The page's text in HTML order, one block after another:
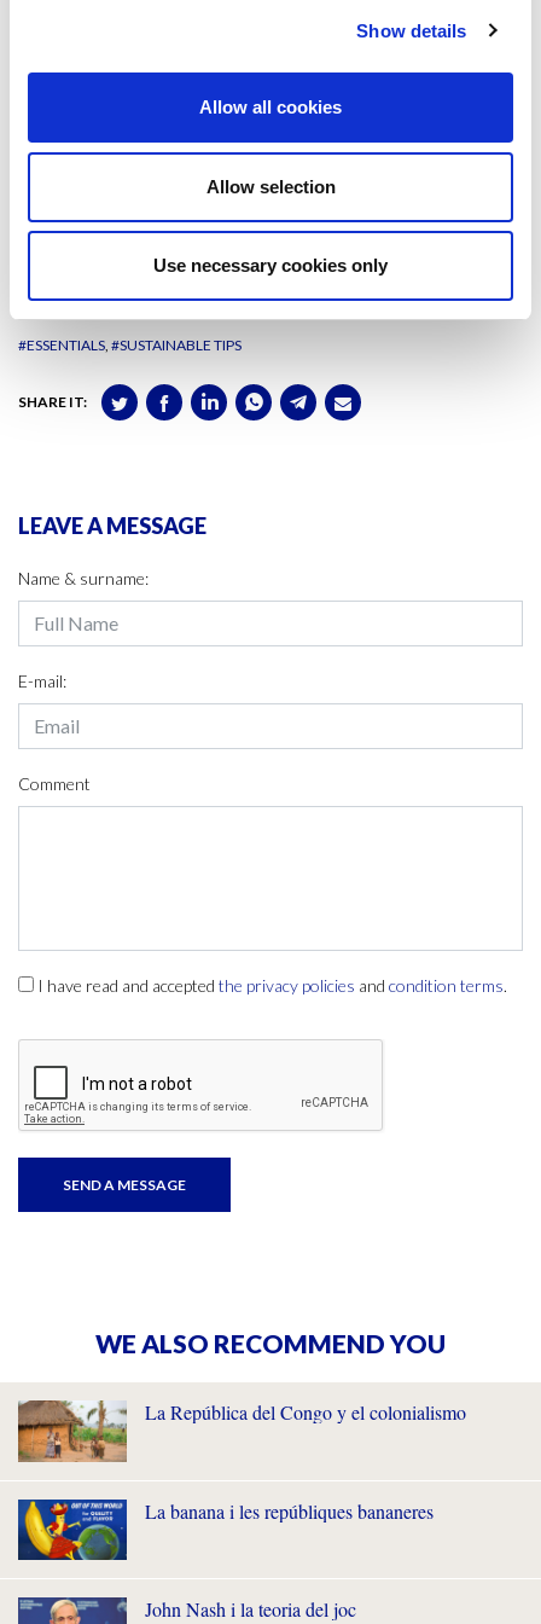
Show details
Allow all cookies
Allow selection
Use necessary cookies only
L’estiu és el moment perfecte per convidar als amics o la família a
verdures i fruites de proximitat i de temporadaper contribuir al
desenvolupament rural integrat al territori des del punt de vista
rural i urbà i els de producció i consum. A més de reduir la
Aquests sónnomés alguns dels canvisque podem incloure a les
són les teves recomanacions?
#ESSENTIALS #SUSTAINABLE TIPS
SHARE IT:
LEAVE A MESSAGE
Name & surname:
E-mail:
Comment
I have read and accepted the privacy policies and condition terms.
WE ALSO RECOMMEND YOU
La República del Congo y el colonialismo
La banana i les repúbliques bananeres
John Nash i la teoria del joc